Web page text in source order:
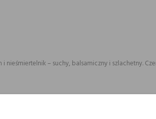
– suchy, balsamiczny i szlachetny.